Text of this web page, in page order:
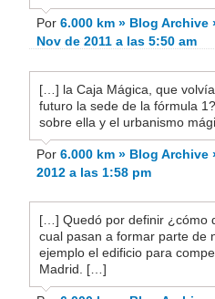
Por 6.000 km » Blog Archive
Nov de 2011 a las 5:50 am
[…] la Caja Mágica, que
futuro la sede de la fórmula
sobre ella y el urbanismo
Por 6.000 km » Blog Archive
2012 a las 1:58 pm
[…] Quedó por definir ¿cómo
cual pasan a formar parte de
ejemplo el edificio para
Madrid. […]